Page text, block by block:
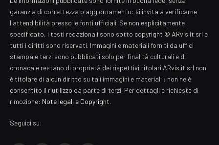
garanzia di correttezza o aggiornamento: si invita a verificarne
l'attendibilità presso le fonti ufficiali. Se non esplicitamente
specificato, i testi redazionali sono sotto copyright © ARvis.it srl e
tutti i diritti sono riservati. Immagini e materiali forniti da uffici
stampa e terzi sono pubblicati solo per finalità culturali e di
cronaca e restano di proprietà dei rispettivi titolari ARvis.it srl non
è titolare di alcun diritto su tali immagini e materiali : non ne è
consentito il riutilizzo da parte di terzi. Per dettagli e richieste di
rimozione: Note legali e Copyright.
Seguici su: